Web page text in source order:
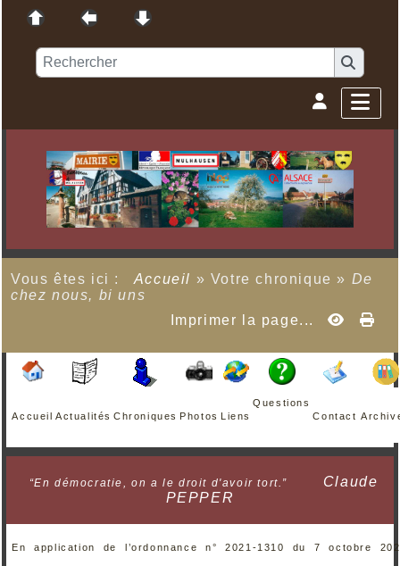
Vous êtes ici : Accueil » Votre chronique » De
chez nous, bi uns
Imprimer la page...
Accueil Actualités Chroniques Photos Liens
Questions
Contact
“En démocratie, on a le droit d'avoir tort.”
Claude
PEPPER
En application de l’ordonnance n° 2021-1310 du 7 octobre